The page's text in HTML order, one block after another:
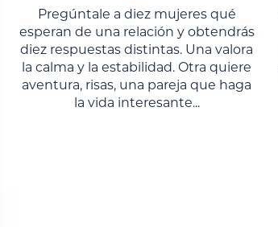
Pregúntale a diez mujeres qué
esperan de una relación y obtendrás
diez respuestas distintas. Una valora
la calma y la estabilidad. Otra quiere
aventura, risas, una pareja que haga
la vida interesante...